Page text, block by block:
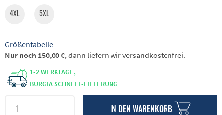
4XL 5XL
Größentabelle
1-2 WERKTAGE,
BURGIA SCHNELL-LIEFERUNG
IN DEN WARENKORB
Nur noch 150,00 €, dann liefern wir versandkostenfrei.